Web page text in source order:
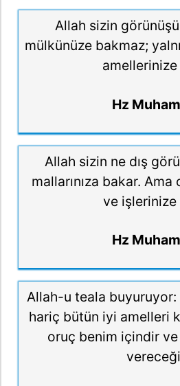
Allah sizin
mülkünüze bakmaz;
Hz
Allah sizin ne dış
mallarınıza bakar.
ve işlerinize
Hz
Allah-u teala
hariç bütün iyi amelleri
oruç benim içindir ve